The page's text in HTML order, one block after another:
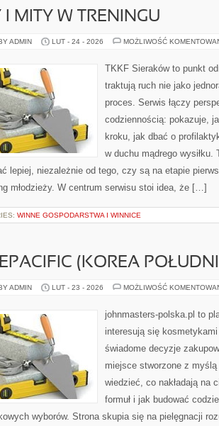
I MITY W TRENINGU
ADMIN LUT - 24 - 2026 MOŻLIWOŚĆ
TKKF Sieraków to punkt
traktują ruch nie jako
proces. Serwis łączy
codziennością: pokazuje,
kroku, jak dbać o
w duchu mądrego
lepiej, niezależnie od tego, czy są na etapie
młodzieży. W centrum serwisu stoi idea, że […]
WINNE GOSPODARSTWA I WINNICE
(KOREA
ADMIN LUT - 23 - 2026 MOŻLIWOŚĆ
johnmasters-polska.pl to
interesują się
świadome decyzje
miejsce stworzone z
wiedzieć, co nakładają na
formuł i jak budować
wyborów. Strona skupia się na pielęgnacji